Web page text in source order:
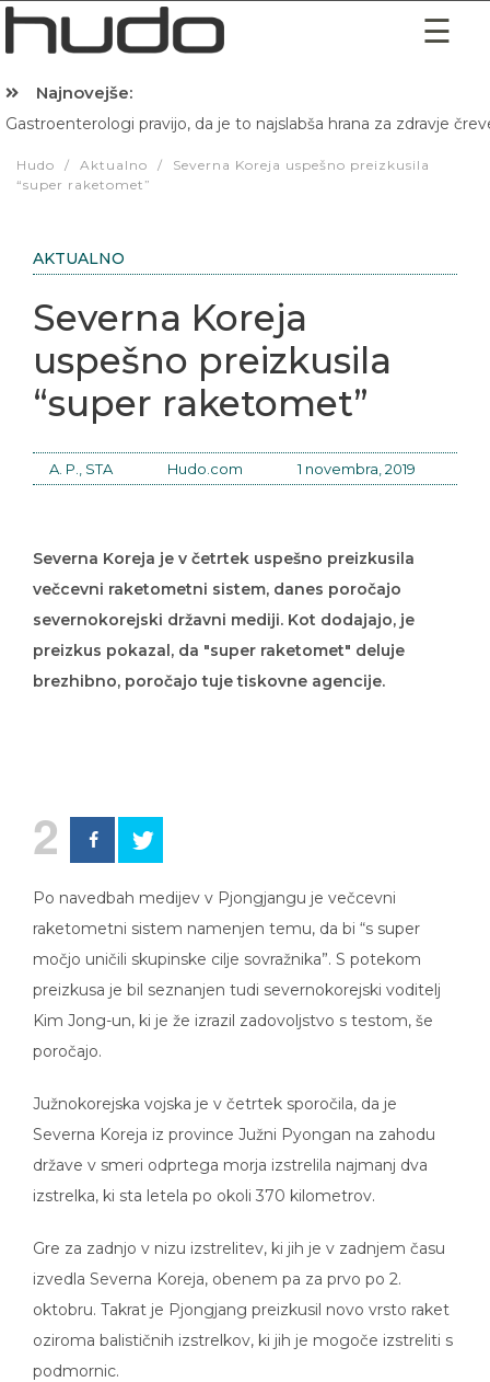
Najnovejše:
Gastroenterologi pravijo, da je to najslabša hrana za zdravje
Hudo / Aktualno /
Severna Koreja uspešno preizkusila
“super raketomet”
AKTUALNO
Severna Koreja
uspešno preizkusila
“super raketomet”
A. P., STA Hudo.com 1 novembra, 2019
Severna Koreja je v četrtek uspešno preizkusila
večcevni raketometni sistem, danes poročajo
severnokorejski državni mediji. Kot dodajajo, je
preizkus pokazal, da "super raketomet" deluje
brezhibno, poročajo tuje tiskovne agencije.
2
Po navedbah medijev v Pjongjangu je večcevni
raketometni sistem namenjen temu, da bi “s super
močjo uničili skupinske cilje sovražnika”. S potekom
preizkusa je bil seznanjen tudi severnokorejski voditelj
Kim Jong-un, ki je že izrazil zadovoljstvo s testom, še
poročajo.
Južnokorejska vojska je v četrtek sporočila, da je
Severna Koreja iz province Južni Pyongan na zahodu
države v smeri odprtega morja izstrelila najmanj dva
izstrelka, ki sta letela po okoli 370 kilometrov.
Gre za zadnjo v nizu izstrelitev, ki jih je v zadnjem času
izvedla Severna Koreja, obenem pa za prvo po 2.
oktobru. Takrat je Pjongjang preizkusil novo vrsto raket
oziroma balističnih izstrelkov, ki jih je mogoče izstreliti s
podmornic.